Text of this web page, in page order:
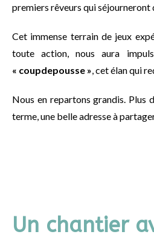
premiers rêveurs qui séjourneront
Cet immense terrain de jeux
toute action, nous aura
« coupdepousse », cet élan qui
Nous en repartons grandis. Plus
terme, une belle adresse à
Un chantier